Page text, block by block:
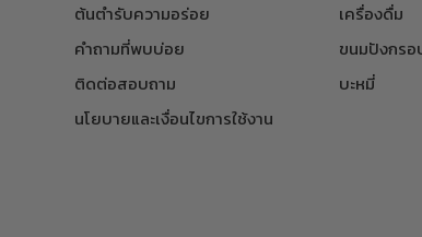
ต้นตำรับความอร่อย
คำถามที่พบบ่อย
ติดต่อสอบถาม
นโยบายและเงื่อนไขการใช้งาน
เครื่องดื่ม
ขนมปังกรอ
บะหมี่